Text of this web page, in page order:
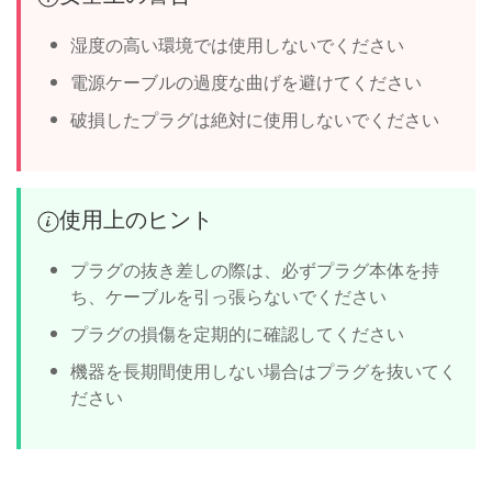
湿度の高い環境では使用しないでください
電源ケーブルの過度な曲げを避けてください
破損したプラグは絶対に使用しないでください
使用上のヒント
プラグの抜き差しの際は、必ずプラグ本体を持
ち、ケーブルを引っ張らないでください
プラグの損傷を定期的に確認してください
機器を長期間使用しない場合はプラグを抜いてく
ださい